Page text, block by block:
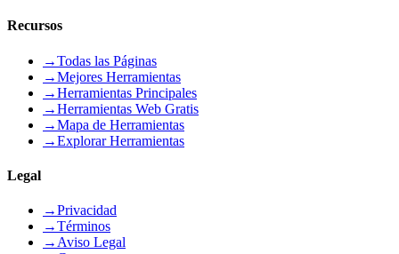
Recursos
→Todas las Páginas
→Mejores Herramientas
→Herramientas Principales
→Herramientas Web Gratis
→Mapa de Herramientas
→Explorar Herramientas
Legal
→Privacidad
→Términos
→ Aviso Legal